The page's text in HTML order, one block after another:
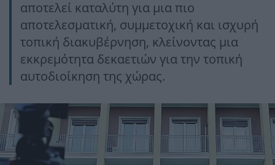
αποτελεί καταλύτη για μια πιο
αποτελεσματική, συμμετοχική και ισχυρή
τοπική διακυβέρνηση, κλείνοντας μια
εκκρεμότητα δεκαετιών για την τοπική
αυτοδιοίκηση της χώρας.